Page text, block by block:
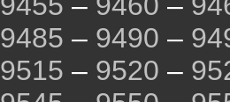
9485 – 9490 –
9515 – 9520 –